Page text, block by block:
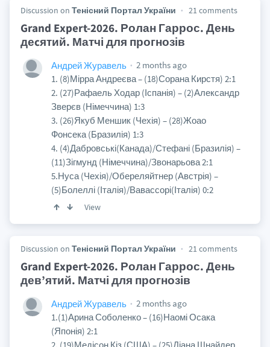
Discussion on Тенісний Портал України 21 comments
Grand Expert-2026. Ролан Гаррос. День
деcятий. Матчі для прогнозів
Андрей Журавель
2 months ago
1. (8)Мірра Андреєва – (18)Сорана Кирстя) 2:1
2. (27)Рафаель Ходар (Іспанія) – (2)Александр
Зверєв (Німеччина) 1:3
3. (26)Якуб Меншик (Чехія) – (28)Жоао
Фонсека (Бразилія) 1:3
4. (4)Дабровські(Канада)/Стефані (Бразилія) –
(11)Зігмунд (Німеччина)/Звонарьова 2:1
5.Нуса (Чехія)/Обереляйтнер (Австрія) –
(5)Болеллі (Італія)/Вавассорі(Італія) 0:2
View
Discussion on Тенісний Портал України 21 comments
Grand Expert-2026. Ролан Гаррос. День
дев’ятий. Матчі для прогнозів
Андрей Журавель
2 months ago
1.(1)Арина Соболенко – (16)Наомі Осака
(Японія) 2:1